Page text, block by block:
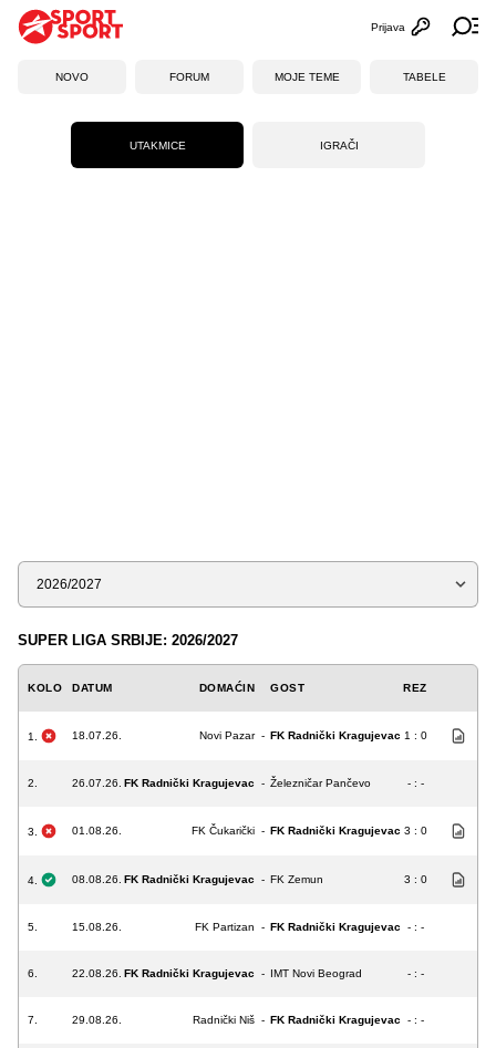
Otvori
Prijava
NOVO FORUM MOJE TEME TABELE
UTAKMICE IGRAČI
Sezona
SUPER LIGA SRBIJE: 2026/2027
KOLO DATUM DOMAĆIN GOST REZ
1. 18.07.26. Novi Pazar - FK Radnički Kragujevac 1 : 0
2. 26.07.26. FK Radnički Kragujevac - Železničar Pančevo - : -
3. 01.08.26. FK Čukarički - FK Radnički Kragujevac 3 : 0
4. 08.08.26. FK Radnički Kragujevac - FK Zemun 3 : 0
5. 15.08.26. FK Partizan - FK Radnički Kragujevac - : -
6. 22.08.26. FK Radnički Kragujevac - IMT Novi Beograd - : -
7. 29.08.26. Radnički Niš - FK Radnički Kragujevac - : -